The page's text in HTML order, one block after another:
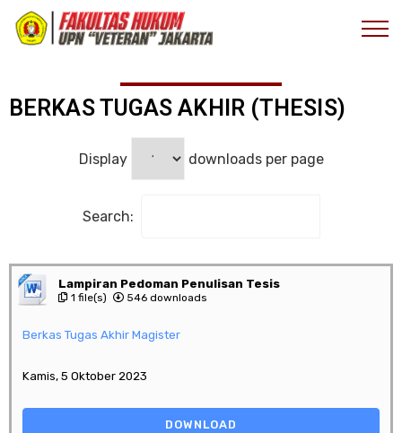
E-DokumenMahasiswa S2
BERKAS TUGAS AKHIR (THESIS)
Display downloads per page
Search:
Lampiran Pedoman Penulisan Tesis
1 file(s) 546 downloads
Berkas Tugas Akhir Magister
Kamis, 5 Oktober 2023
DOWNLOAD